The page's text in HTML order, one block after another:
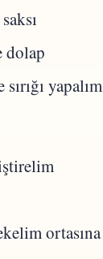
dolap
yapalım
ortasına